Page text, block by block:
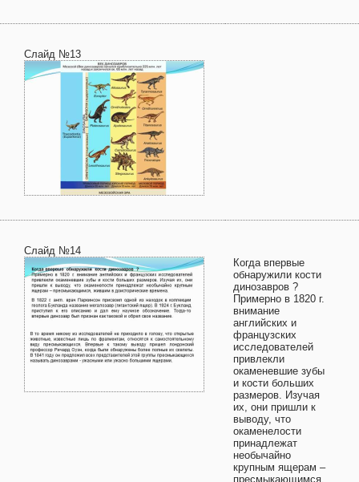
Слайд №13
Слайд №14
Когда впервые
обнаружили кости
динозавров ?
Примерно в 1820 г.
внимание
английских и
французских
исследователей
привлекли
окаменевшие зубы
и кости больших
размеров. Изучая
их, они пришли к
выводу, что
окаменелости
принадлежат
необычайно
крупным ящерам –
пресмыкающимся,